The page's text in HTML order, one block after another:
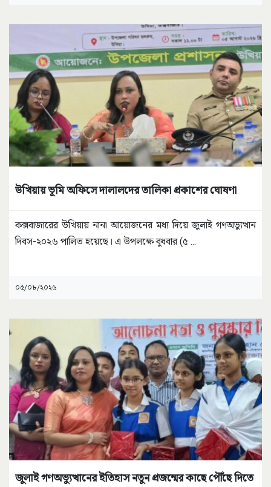
উখিয়ায় ভূমি অফিসে দালালদের তালিকা প্রকাশের ঘোষণা
কক্সবাজারের উখিয়ায় নানা আয়োজনের মধ্য দিয়ে জুলাই গণঅভ্যুত্থান
দিবস-২০২৬ পালিত হয়েছে। এ উপলক্ষে বুধবার (৫ ...
০৫/০৮/২০২৬
জুলাই গণঅভ্যুত্থানের ইতিহাস নতুন প্রজন্মের কাছে পৌঁছে দিতে